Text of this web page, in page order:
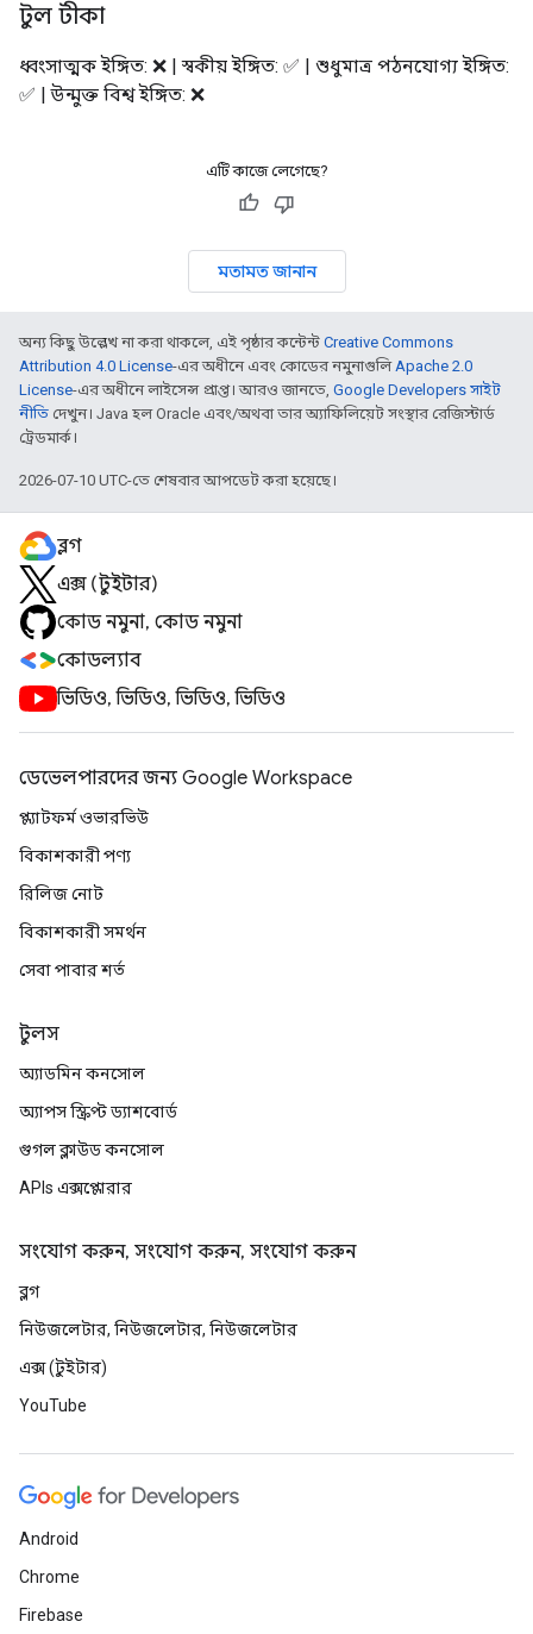
টুল টীকা
ধ্বংসাত্মক ইঙ্গিত: ❌ | স্বকীয় ইঙ্গিত: ✅ | শুধুমাত্র পঠনযোগ্য ইঙ্গিত:
✅ | উন্মুক্ত বিশ্ব ইঙ্গিত: ❌
এটি কাজে লেগেছে?
মতামত জানান
অন্য কিছু উল্লেখ না করা থাকলে, এই পৃষ্ঠার কন্টেন্ট Creative Commons
Attribution 4.0 License-এর অধীনে এবং কোডের নমুনাগুলিApache 2.0
License-এর অধীনে লাইসেন্স প্রাপ্ত। আরও জানতে, Google Developers সাইট
নীতি দেখুন। Java হল Oracle এবং/অথবা তার অ্যাফিলিয়েট সংস্থার রেজিস্টার্ড
ট্রেডমার্ক।
2026-07-10 UTC-তে শেষবার আপডেট করা হয়েছে।
ব্লগ
এক্স (টুইটার)
কোড নমুনা, কোড নমুনা
কোডল্যাব
ভিডিও, ভিডিও, ভিডিও, ভিডিও
ডেভেলপারদের জন্য Google Workspace
প্ল্যাটফর্ম ওভারভিউ
বিকাশকারী পণ্য
রিলিজ নোট
বিকাশকারী সমর্থন
সেবা পাবার শর্ত
টুলস
অ্যাডমিন কনসোল
অ্যাপস স্ক্রিপ্ট ড্যাশবোর্ড
গুগল ক্লাউড কনসোল
APIs এক্সপ্লোরার
সংযোগ করুন, সংযোগ করুন, সংযোগ করুন
ব্লগ
নিউজলেটার, নিউজলেটার, নিউজলেটার
এক্স (টুইটার)
YouTube
Android
Chrome
Firebase